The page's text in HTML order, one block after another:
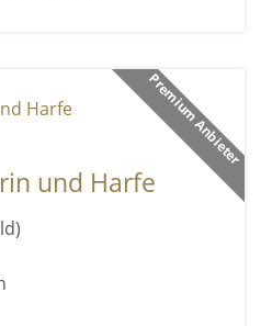
Premium Anbieter
und Harfe